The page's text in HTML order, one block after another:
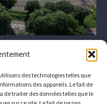
des technologies telles que
des appareils. Le fait de
de traiter des données telles que le